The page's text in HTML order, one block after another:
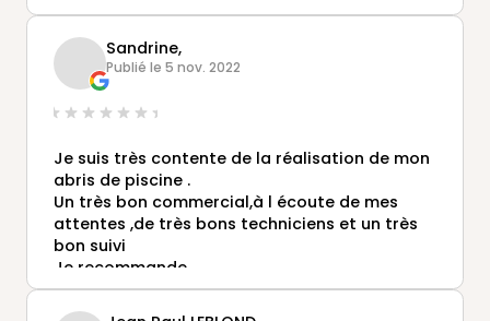
Sandrine,
Publié le 5 nov. 2022
Je suis très contente de la réalisation de mon
abris de piscine .
Un très bon commercial,à l écoute de mes
attentes ,de très bons techniciens et un très
bon suivi
Je recommande